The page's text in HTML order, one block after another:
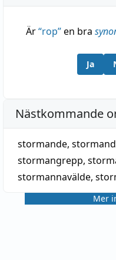
Är“rop”en bra
Ja
Nästkommande
stormande,
stormangrepp,
stormannavälde,
Mer